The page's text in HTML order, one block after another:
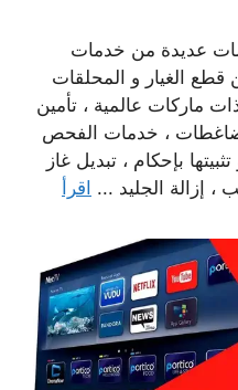
عديدة من خدمات
قطع الغيار و المحلقات
ماركات عالمية ، تأمين
، خدمات الفحص
بإحكام ، تبديل غاز
إزالة الجليد ... اقرأ